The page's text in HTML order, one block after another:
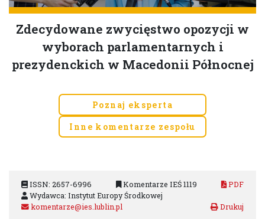
Zdecydowane zwycięstwo opozycji w
wyborach parlamentarnych i
prezydenckich w Macedonii Północnej
Poznaj eksperta
Inne komentarze zespołu
ISSN: 2657-6996 Komentarze IEŚ 1119
PDF
Wydawca: Instytut Europy Środkowej
komentarze@ies.lublin.pl